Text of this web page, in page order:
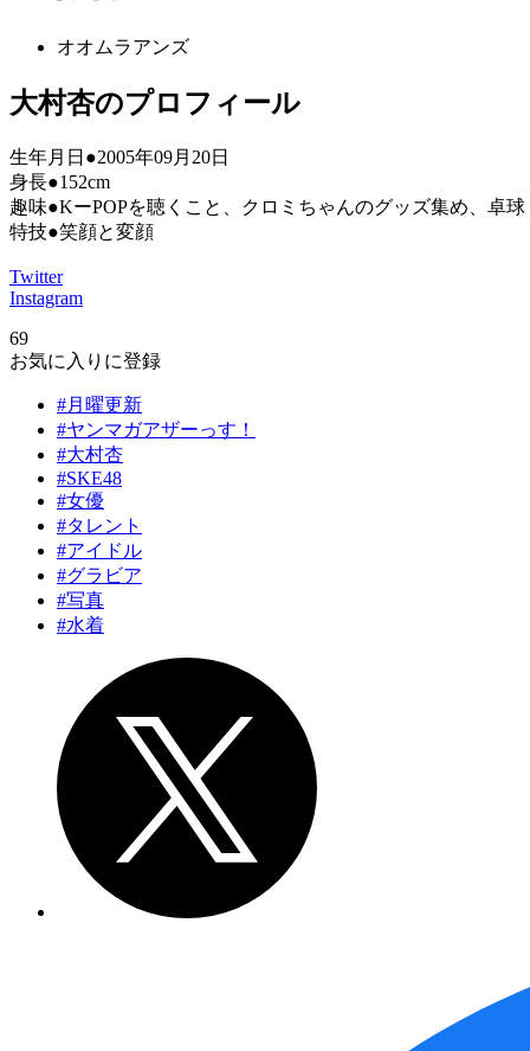
オオムラアンズ
大村杏のプロフィール
生年月日●2005年09月20日
身長●152cm
趣味●KーPOPを聴くこと、クロミちゃんのグッズ集め、卓球
特技●笑顔と変顔
Twitter
Instagram
69
お気に入りに登録
#月曜更新
#ヤンマガアザーっす！
#大村杏
#SKE48
#女優
#タレント
#アイドル
#グラビア
#写真
#水着